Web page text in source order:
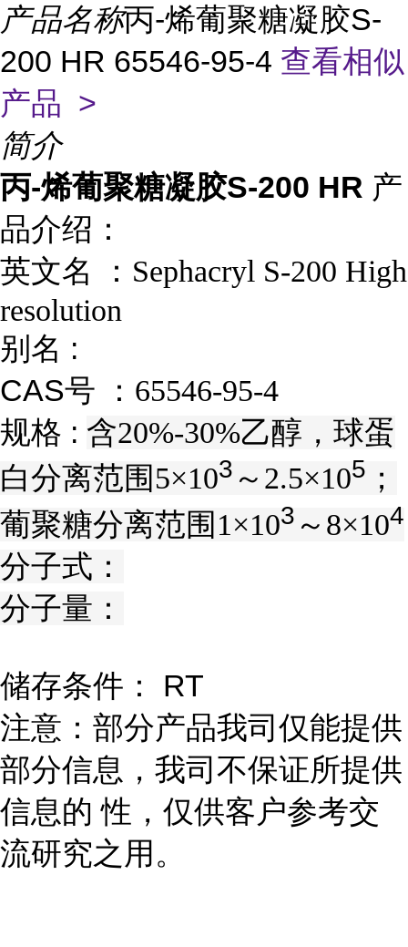
产品名称丙-烯葡聚糖凝胶S-
200 HR 65546-95-4 查看相似
产品 >
简介
丙-烯葡聚糖凝胶S-200 HR 产
品介绍：
英文名 ： Sephacryl S-200 High
resolution
别名 :
CAS号 ： 65546-95-4
规格 : 含20%-30%乙醇，球蛋
白分离范围5×103 ～2.5×105 ；
葡聚糖分离范围1×103 ～8×104
分子式：
分子量：
储存条件： RT
注意：部分产品我司仅能提供
部分信息，我司不保证所提供
信息的 性，仅供客户参考交
流研究之用。